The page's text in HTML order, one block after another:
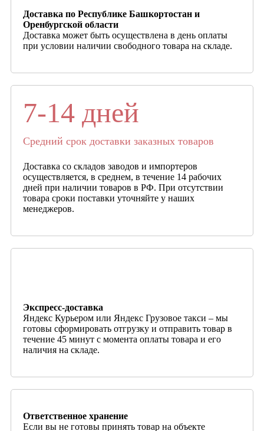
Доставка по Республике Башкортостан и
Оренбургской области
Доставка может быть осуществлена в день оплаты
при условии наличии свободного товара на складе.
7-14 дней
Средний срок доставки заказных товаров
Доставка со складов заводов и импортеров
осуществляется, в среднем, в течение 14 рабочих
дней при наличии товаров в РФ. При отсутствии
товара сроки поставки уточняйте у наших
менеджеров.
Экспресс-доставка
Яндекс Курьером или Яндекс Грузовое такси – мы
готовы сформировать отгрузку и отправить товар в
течение 45 минут с момента оплаты товара и его
наличия на складе.
Ответственное хранение
Если вы не готовы принять товар на объекте